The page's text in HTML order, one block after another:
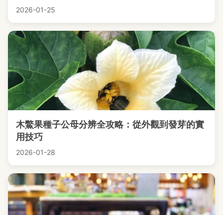
2026-01-25
木鱉果種子公母分辨全攻略：從外觀到發芽的實
用技巧
2026-01-28